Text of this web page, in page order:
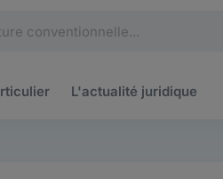
L'actualité juridique